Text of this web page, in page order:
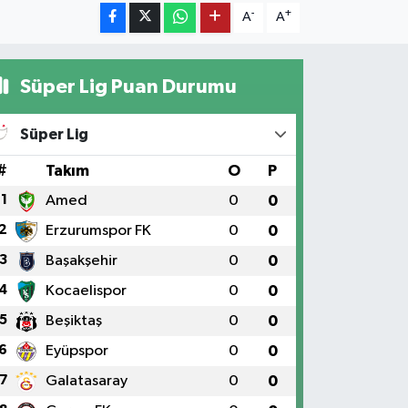
A- A+
Süper Lig Puan Durumu
Süper Lig
Takım O P
1 Amed 0 0
Erzurumspor FK 0 0
3 Başakşehir 0 0
Kocaelispor 0 0
5 Beşiktaş 0 0
Eyüpspor 0 0
7 Galatasaray 0 0